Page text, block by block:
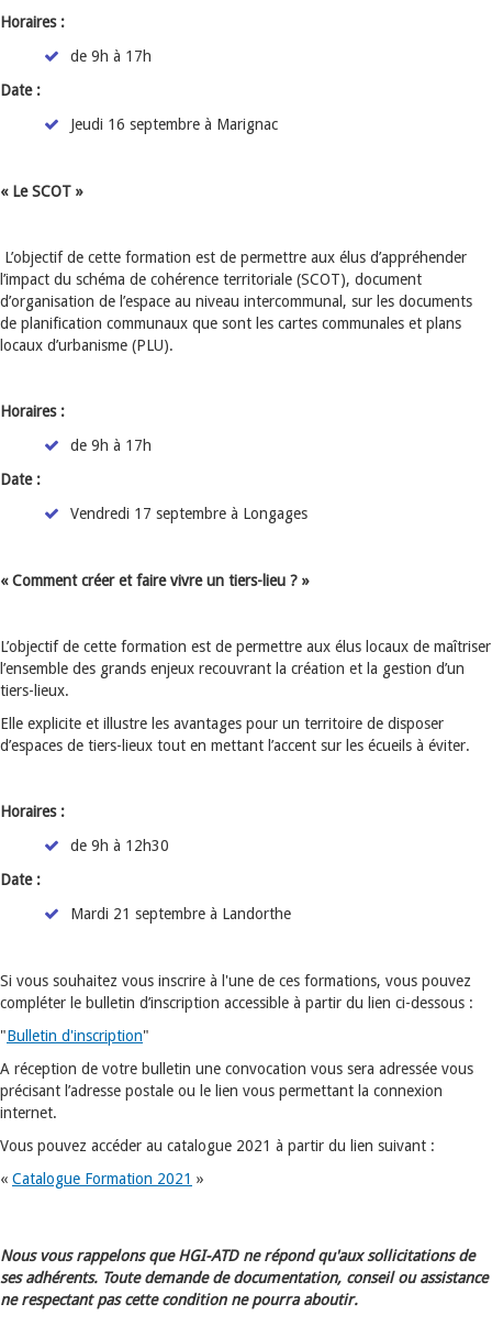
Horaires :
de 9h à 17h
Date :
Jeudi 16 septembre à Marignac
« Le SCOT »
L’objectif de cette formation est de permettre aux élus d’appréhender
l’impact du schéma de cohérence territoriale (SCOT), document
d’organisation de l’espace au niveau intercommunal, sur les documents
de planification communaux que sont les cartes communales et plans
locaux d’urbanisme (PLU).
Horaires :
de 9h à 17h
Date :
Vendredi 17 septembre à Longages
« Comment créer et faire vivre un tiers-lieu ? »
L’objectif de cette formation est de permettre aux élus locaux de maîtriser
l’ensemble des grands enjeux recouvrant la création et la gestion d’un
tiers-lieux.
Elle explicite et illustre les avantages pour un territoire de disposer
d’espaces de tiers-lieux tout en mettant l’accent sur les écueils à éviter.
Horaires :
de 9h à 12h30
Date :
Mardi 21 septembre à Landorthe
Si vous souhaitez vous inscrire à l'une de ces formations, vous pouvez
compléter le bulletin d’inscription accessible à partir du lien ci-dessous :
"Bulletin d'inscription"
A réception de votre bulletin une convocation vous sera adressée vous
précisant l’adresse postale ou le lien vous permettant la connexion
internet.
Vous pouvez accéder au catalogue 2021 à partir du lien suivant :
« Catalogue Formation 2021 »
Nous vous rappelons que HGI-ATD ne répond qu'aux sollicitations de
ses adhérents. Toute demande de documentation, conseil ou assistance
ne respectant pas cette condition ne pourra aboutir.